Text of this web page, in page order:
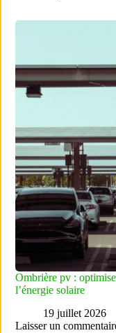
Ombrière pv :
l’énergie solaire
19 juillet 2026
Laisser un